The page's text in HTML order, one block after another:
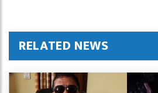
RELATED NEWS